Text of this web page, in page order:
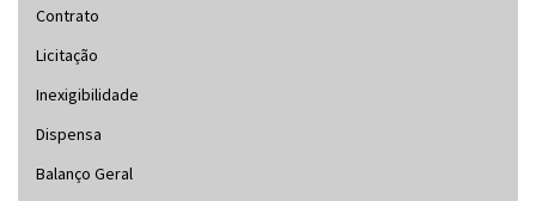
Contrato
Licitação
Inexigibilidade
Dispensa
Balanço Geral